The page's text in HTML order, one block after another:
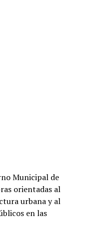
Municipal de
orientadas al
urbana y al
en las